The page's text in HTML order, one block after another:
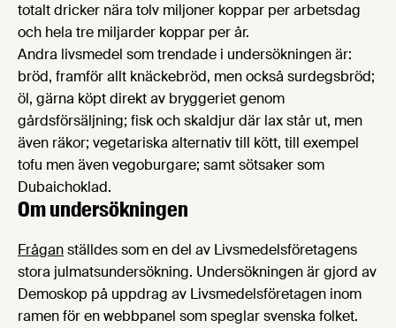
totalt dricker nära tolv miljoner koppar per arbetsdag
och hela tre miljarder koppar per år.
Andra livsmedel som trendade i undersökningen är:
bröd, framför allt knäckebröd, men också surdegsbröd;
öl, gärna köpt direkt av bryggeriet genom
gårdsförsäljning; fisk och skaldjur där lax står ut, men
även räkor; vegetariska alternativ till kött, till exempel
tofu men även vegoburgare; samt sötsaker som
Dubaichoklad.
Om undersökningen
Fråganställdes som en del av Livsmedelsföretagens
stora julmatsundersökning. Undersökningen är gjord av
Demoskop på uppdrag av Livsmedelsföretagen inom
ramen för en webbpanel som speglar svenska folket.